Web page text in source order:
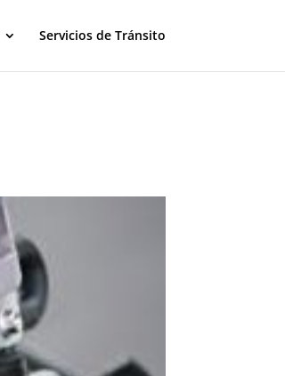
Servicios de Tránsito